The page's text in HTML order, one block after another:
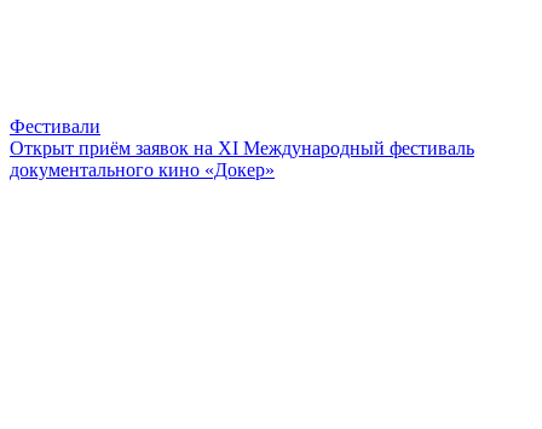
Фестивали
Открыт приём заявок на XI Международный фестиваль
документального кино «Докер»